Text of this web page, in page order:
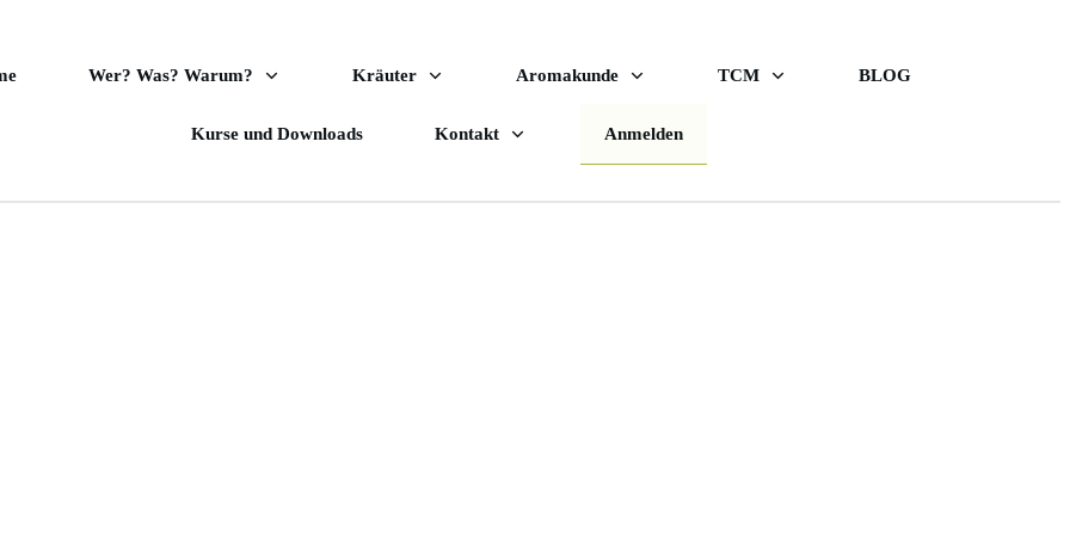
Wer? Was? Warum? Kräuter Aromakunde TCM BLOG
Kurse und Downloads Kontakt Anmelden